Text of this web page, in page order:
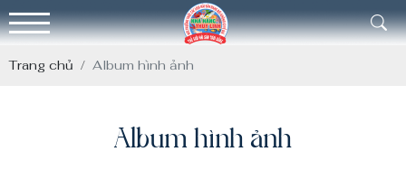
Trang chủ Album hình ảnh
Album hình ảnh